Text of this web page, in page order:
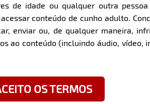
de idade ou qualquer outra
conteúdo de cunho adulto.
enviar ou, de qualquer maneira,
ao conteúdo (incluindo áudio, vídeo,
OS TERMOS